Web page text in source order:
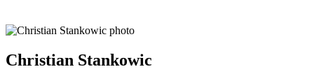
Christian Stankowic